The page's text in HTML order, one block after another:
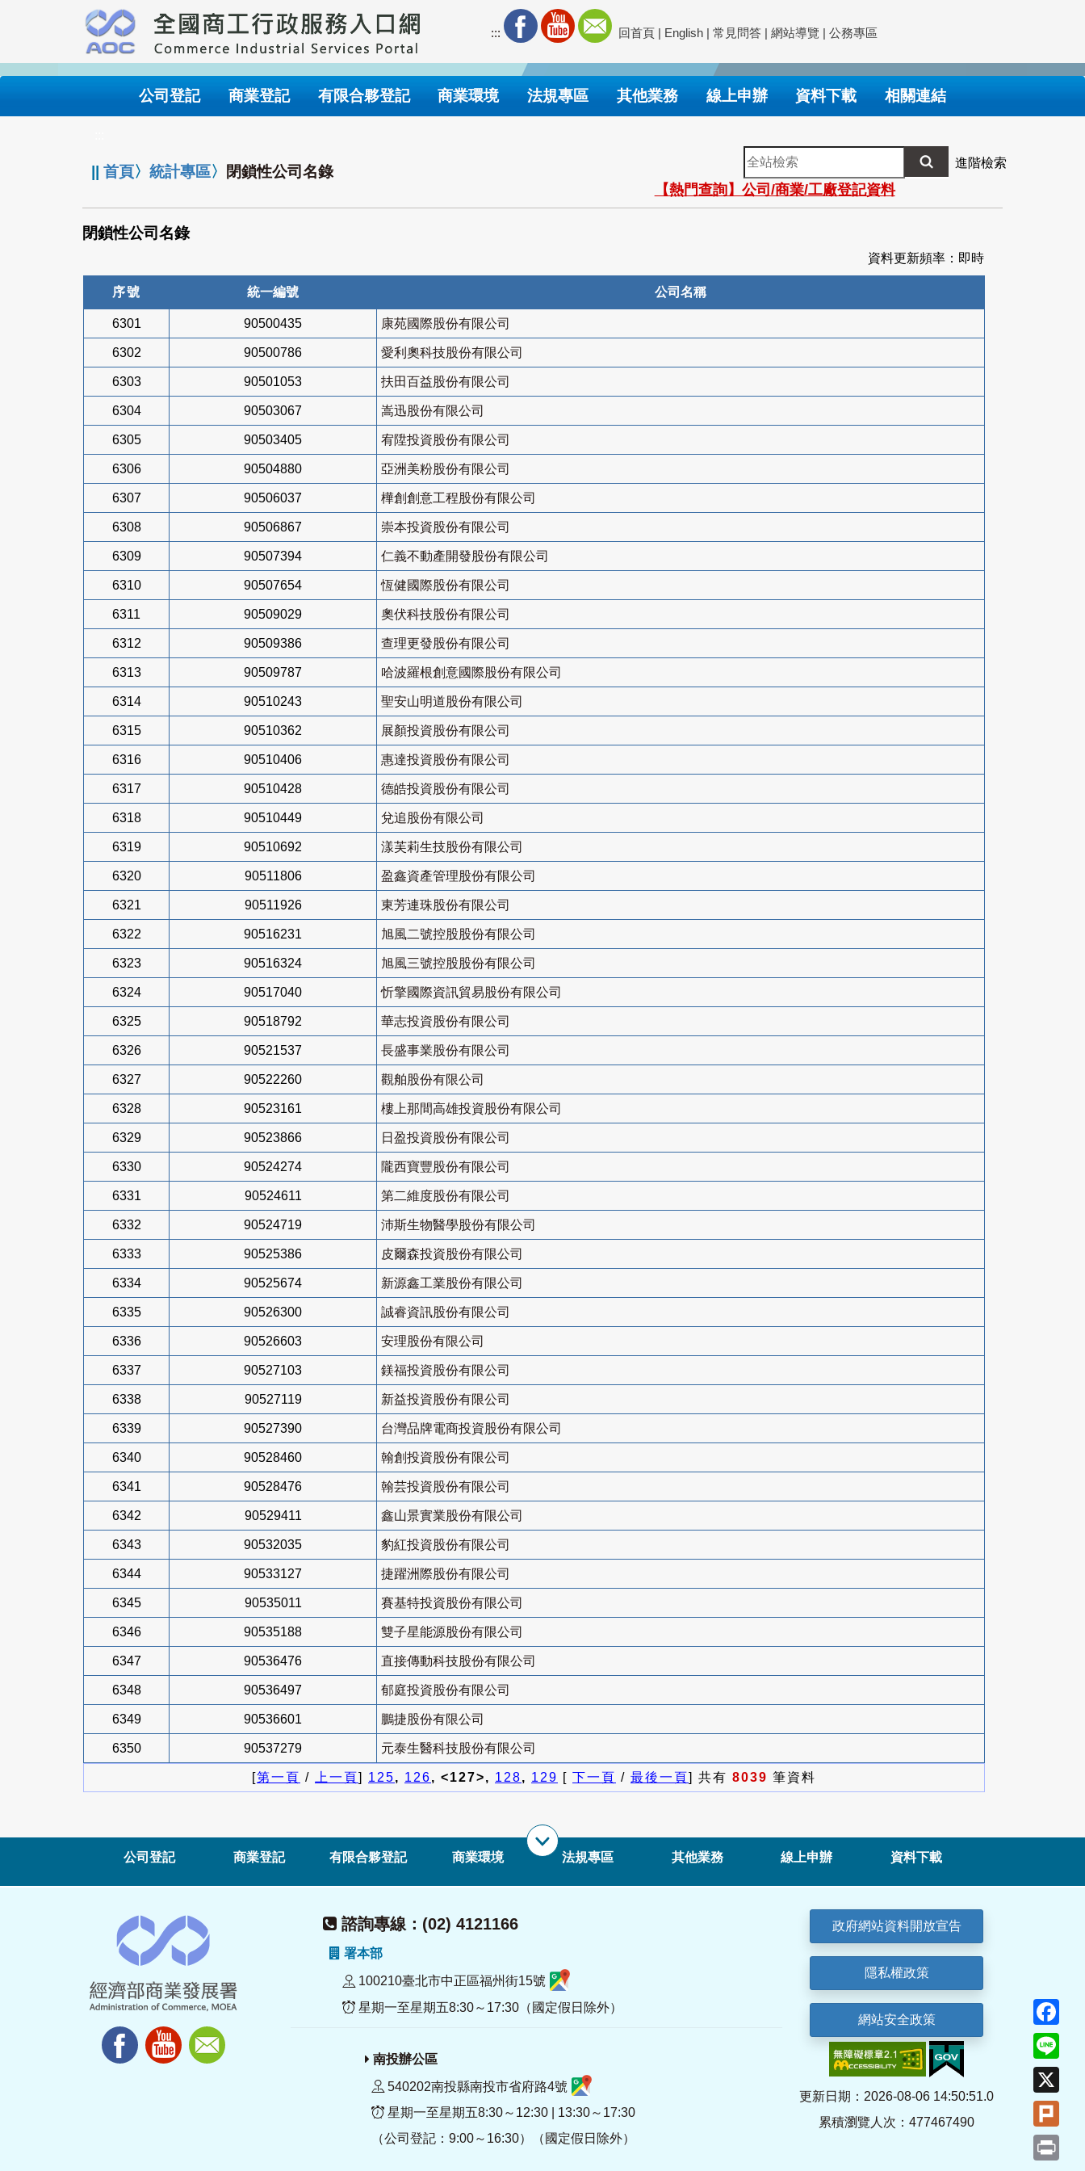
要
內
::: 回首頁 | English | 常見問答 | 網站導覽 | 公務專區
公司登記 商業登記 有限合夥登記 商業環境 法規專區 其他業務 線上申辦 資料下載 相關連結
||首頁〉統計專區〉 閉鎖性公司名錄
全
站
檢
索
進階檢索
【熱門查詢】公司/商業/工廠登記資料
閉鎖性公司名錄
資料更新頻率：即時
序號 統一編號 公司名稱
6301 90500435 康苑國際股份有限公司
6302 90500786 愛利奧科技股份有限公司
6303 90501053 扶田百益股份有限公司
6304 90503067 嵩迅股份有限公司
6305 90503405 宥陞投資股份有限公司
6306 90504880 亞洲美粉股份有限公司
6307 90506037 樺創創意工程股份有限公司
6308 90506867 崇本投資股份有限公司
6309 90507394 仁義不動產開發股份有限公司
6310 90507654 恆健國際股份有限公司
6311 90509029 奧伏科技股份有限公司
6312 90509386 查理更發股份有限公司
6313 90509787 哈波羅根創意國際股份有限公司
6314 90510243 聖安山明道股份有限公司
6315 90510362 展顏投資股份有限公司
6316 90510406 惠達投資股份有限公司
6317 90510428 德皓投資股份有限公司
6318 90510449 兌追股份有限公司
6319 90510692 漾芙莉生技股份有限公司
6320 90511806 盈鑫資產管理股份有限公司
6321 90511926 東芳連珠股份有限公司
6322 90516231 旭風二號控股股份有限公司
6323 90516324 旭風三號控股股份有限公司
6324 90517040 忻擎國際資訊貿易股份有限公司
6325 90518792 華志投資股份有限公司
6326 90521537 長盛事業股份有限公司
6327 90522260 觀舶股份有限公司
6328 90523161 樓上那間高雄投資股份有限公司
6329 90523866 日盈投資股份有限公司
6330 90524274 隴西寶豐股份有限公司
6331 90524611 第二維度股份有限公司
6332 90524719 沛斯生物醫學股份有限公司
6333 90525386 皮爾森投資股份有限公司
6334 90525674 新源鑫工業股份有限公司
6335 90526300 誠睿資訊股份有限公司
6336 90526603 安理股份有限公司
6337 90527103 鎂福投資股份有限公司
6338 90527119 新益投資股份有限公司
6339 90527390 台灣品牌電商投資股份有限公司
6340 90528460 翰創投資股份有限公司
6341 90528476 翰芸投資股份有限公司
6342 90529411 鑫山景實業股份有限公司
6343 90532035 豹紅投資股份有限公司
6344 90533127 捷躍洲際股份有限公司
6345 90535011 賽基特投資股份有限公司
6346 90535188 雙子星能源股份有限公司
6347 90536476 直接傳動科技股份有限公司
6348 90536497 郁庭投資股份有限公司
6349 90536601 鵬捷股份有限公司
6350 90537279 元泰生醫科技股份有限公司
[第一頁 / 上一頁] 125, 126, <127>, 128, 129 [ 下一頁 / 最後一頁] 共有 8039 筆資料
公司登記 商業登記 有限合夥登記 商業環境 法規專區 其他業務 線上申辦 資料下載
諮詢專線：(02) 4121166
署本部
100210臺北市中正區福州街15號
星期一至星期五8:30～17:30（國定假日除外）
南投辦公區
540202南投縣南投市省府路4號
星期一至星期五8:30～12:30 | 13:30～17:30
（公司登記：9:00～16:30）（國定假日除外）
政府網站資料開放宣告
隱私權政策
網站安全政策
更新日期：2026-08-06 14:50:51.0
累積瀏覽人次：477467490